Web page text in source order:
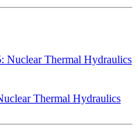
Thermal Hydraulics